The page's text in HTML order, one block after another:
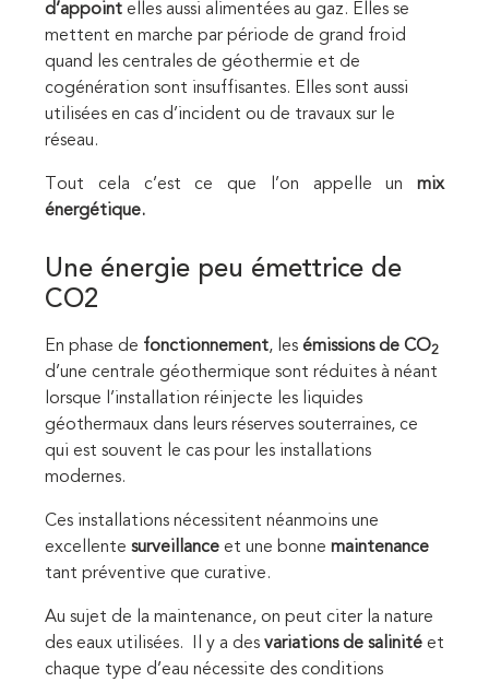
d’appoint elles aussi alimentées au gaz. Elles se
mettent en marche par période de grand froid
quand les centrales de géothermie et de
cogénération sont insuffisantes. Elles sont aussi
utilisées en cas d’incident ou de travaux sur le
réseau.
Tout cela c’est ce que l’on appelle un mix
énergétique.
Une énergie peu émettrice de
CO2
En phase de fonctionnement, les émissions de CO2
d’une centrale géothermique sont réduites à néant
lorsque l’installation réinjecte les liquides
géothermaux dans leurs réserves souterraines, ce
qui est souvent le cas pour les installations
modernes.
Ces installations nécessitent néanmoins une
excellente surveillance et une bonne maintenance
tant préventive que curative.
Au sujet de la maintenance, on peut citer la nature
des eaux utilisées.
Il y a des variations de salinité et
chaque type d’eau nécessite des conditions